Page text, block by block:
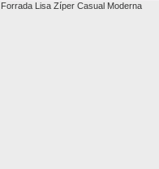
Lisa Zíper Casual Moderna